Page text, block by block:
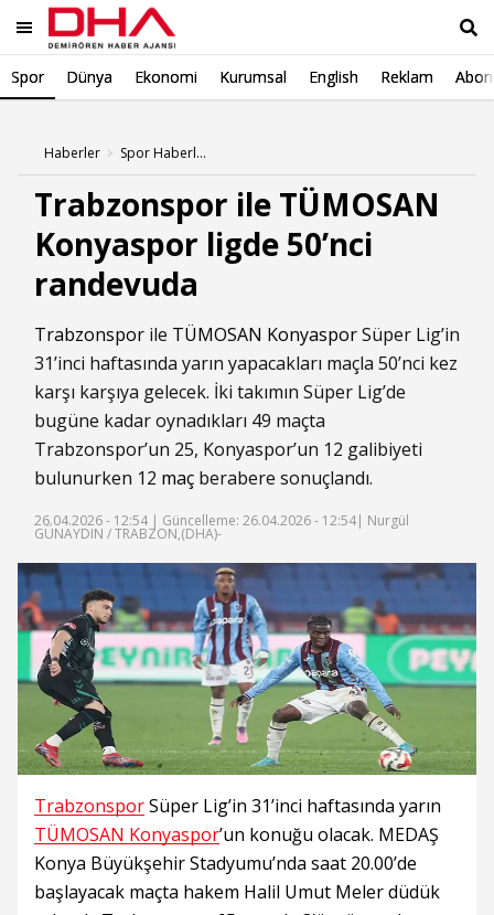
Spor Dünya Ekonomi Kurumsal English Reklam
Haberler Spor Haberleri
Trabzonspor ile TÜMOSAN
Konyaspor ligde 50’nci
randevuda
Trabzonspor ile TÜMOSAN KonyasporSüper Lig’in
31’inci haftasında yarın yapacakları maçla 50’nci kez
karşı karşıya gelecek. İki takımın Süper Lig’de
bugüne kadar oynadıkları 49 maçta
Trabzonspor’un 25, Konyaspor’un 12 galibiyeti
bulunurken 12 maç berabere sonuçlandı.
26.04.2026 - 12:54 | Güncelleme: 26.04.2026 - 12:54| Nurgül
GÜNAYDIN / TRABZON,(DHA)-
TrabzonsporSüper Lig’in 31’inci haftasında yarın
TÜMOSAN Konyaspor’un konuğu olacak. MEDAŞ
Konya Büyükşehir Stadyumu’nda saat 20.00’de
başlayacak maçta hakem Halil Umut Meler düdük